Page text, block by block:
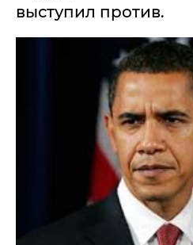
выступил против.